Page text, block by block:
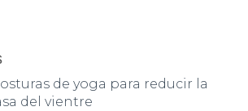
de yoga para reducir la
del vientre